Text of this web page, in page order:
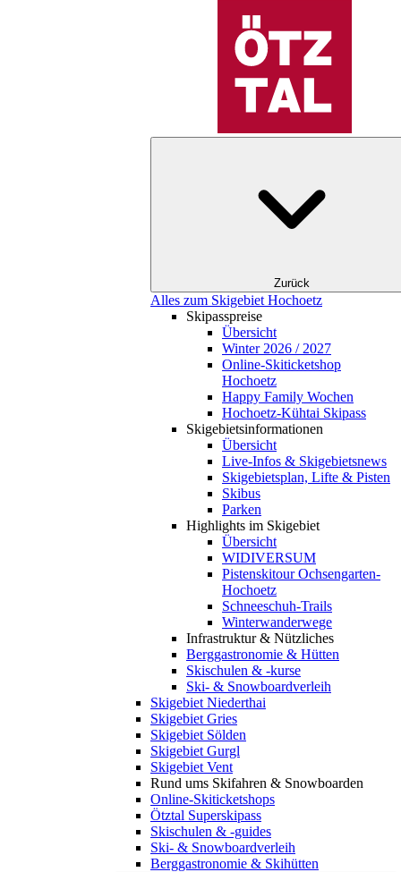
Zurück
Alles zum Skigebiet Hochoetz
Skipasspreise
Übersicht
Winter 2026 / 2027
Online-Skiticketshop
Hochoetz
Happy Family Wochen
Hochoetz-Kühtai Skipass
Skigebietsinformationen
Übersicht
Live-Infos & Skigebietsnews
Skigebietsplan, Lifte & Pisten
Skibus
Parken
Highlights im Skigebiet
Übersicht
WIDIVERSUM
Pistenskitour Ochsengarten-
Hochoetz
Schneeschuh-Trails
Winterwanderwege
Infrastruktur & Nützliches
Berggastronomie & Hütten
Skischulen & -kurse
Ski- & Snowboardverleih
Skigebiet Niederthai
Skigebiet Gries
Skigebiet Sölden
Skigebiet Gurgl
Skigebiet Vent
Rund ums Skifahren & Snowboarden
Online-Skiticketshops
Ötztal Superskipass
Skischulen & -guides
Ski- & Snowboardverleih
Berggastronomie & Skihütten